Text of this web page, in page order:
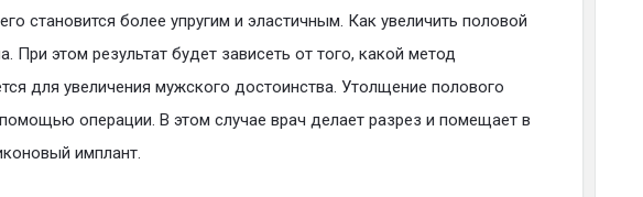
становится более упругим и эластичным. Как увеличить половой
При этом результат будет зависеть от того, какой метод
для увеличения мужского достоинства. Утолщение полового
операции. В этом случае врач делает разрез и помещает в
имплант.